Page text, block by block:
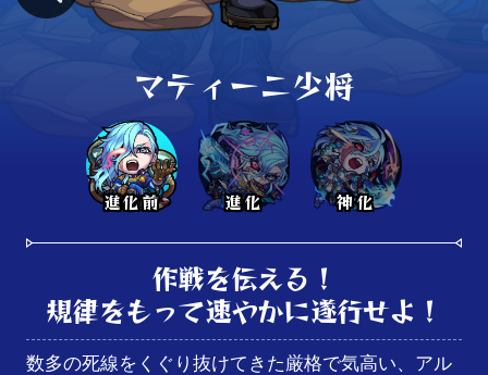
マティーニ少将
進化前 進化 神化
作戦を伝える！
規律をもって速やかに遂行せよ！
数多の死線をくぐり抜けてきた厳格で気高い、アル